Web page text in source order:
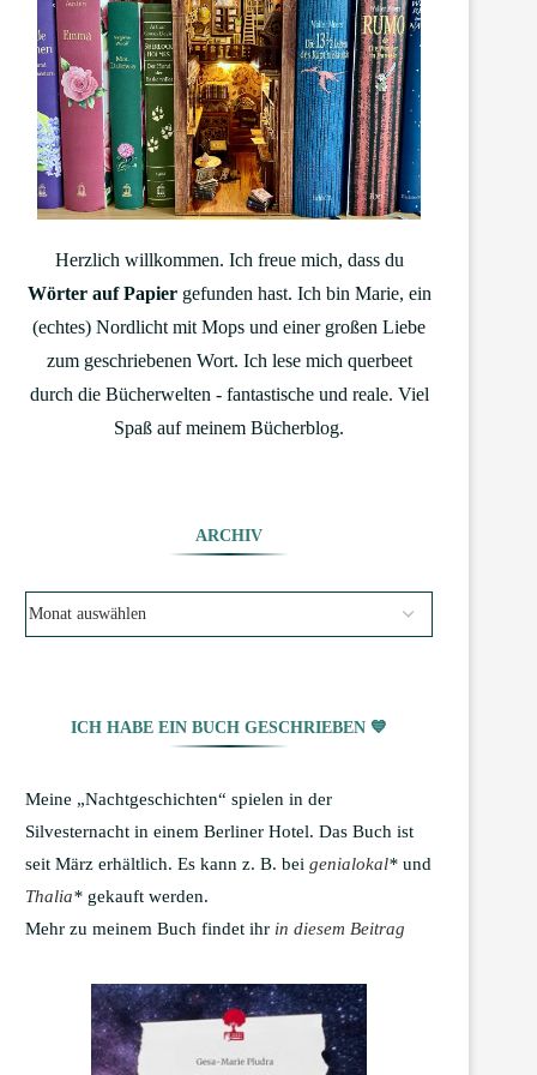
Herzlich willkommen. Ich freue mich, dass du
Wörter auf Papiergefunden hast. Ich bin Marie, ein
(echtes) Nordlicht mit Mops und einer großen Liebe
zum geschriebenen Wort. Ich lese mich querbeet
durch die Bücherwelten - fantastische und reale. Viel
Spaß auf meinem Bücherblog.
ARCHIV
ICH HABE EIN BUCH GESCHRIEBEN 💙
Meine „Nachtgeschichten“ spielen in der
Silvesternacht in einem Berliner Hotel. Das Buch ist
seit März erhältlich. Es kann z. B. bei genialokal* und
Thalia* gekauft werden.
Mehr zu meinem Buch findet ihr in diesem Beitrag